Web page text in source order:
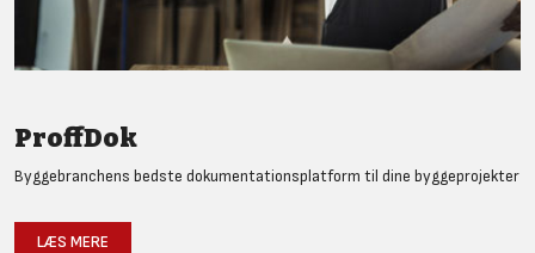
ProffDok
Byggebranchens bedste dokumentationsplatform til dine byggeprojekter
LÆS MERE